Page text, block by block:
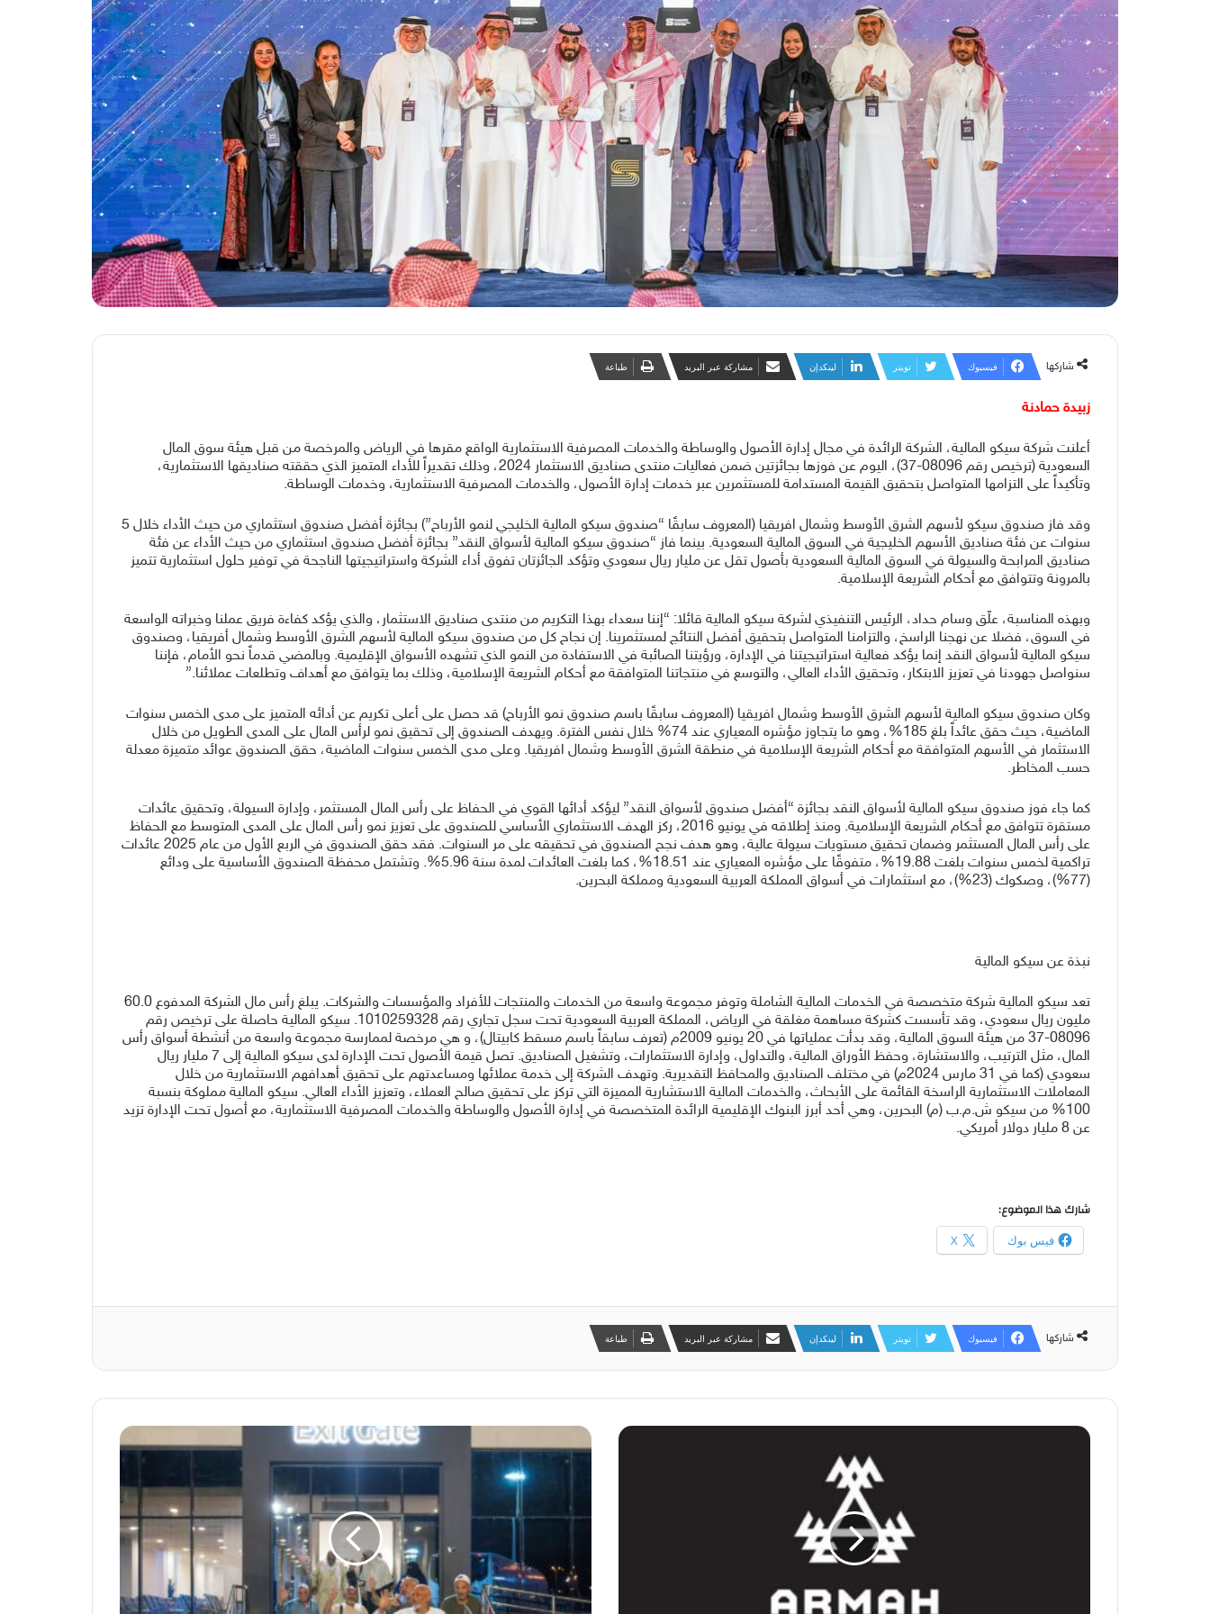
شاركها فيسبوك تويتر لينكدإن مشاركة عبر البريد طباعة
زبيدة حمادنة
أعلنت شركة سيكو المالية، الشركة الرائدة في مجال إدارة الأصول والوساطة والخدمات المصرفية الاستثمارية الواقع مقرها في الرياض والمرخصة من قبل هيئة سوق المال
السعودية (ترخيص رقم 08096-37)، اليوم عن فوزها بجائزتين ضمن فعاليات منتدى صناديق الاستثمار 2024، وذلك تقديراً للأداء المتميز الذي حققته صناديقها الاستثمارية،
وتأكيداً على التزامها المتواصل بتحقيق القيمة المستدامة للمستثمرين عبر خدمات إدارة الأصول، والخدمات المصرفية الاستثمارية، وخدمات الوساطة.
وقد فاز صندوق سيكو لأسهم الشرق الأوسط وشمال افريقيا (المعروف سابقًا “صندوق سيكو المالية الخليجي لنمو الأرباح”) بجائزة أفضل صندوق استثماري من حيث الأداء خلال 5
سنوات عن فئة صناديق الأسهم الخليجية في السوق المالية السعودية. بينما فاز “صندوق سيكو المالية لأسواق النقد” بجائزة أفضل صندوق استثماري من حيث الأداء عن فئة
صناديق المرابحة والسيولة في السوق المالية السعودية بأصول تقل عن مليار ريال سعودي وتؤكد الجائزتان تفوق أداء الشركة واستراتيجيتها الناجحة في توفير حلول استثمارية تتميز
بالمرونة وتتوافق مع أحكام الشريعة الإسلامية.
وبهذه المناسبة، علّق وسام حداد، الرئيس التنفيذي لشركة سيكو المالية قائلا: “إننا سعداء بهذا التكريم من منتدى صناديق الاستثمار، والذي يؤكد كفاءة فريق عملنا وخبراته الواسعة
في السوق، فضلا عن نهجنا الراسخ، والتزامنا المتواصل بتحقيق أفضل النتائج لمستثمرينا. إن نجاح كل من صندوق سيكو المالية لأسهم الشرق الأوسط وشمال أفريقيا، وصندوق
سيكو المالية لأسواق النقد إنما يؤكد فعالية استراتيجيتنا في الإدارة، ورؤيتنا الصائبة في الاستفادة من النمو الذي تشهده الأسواق الإقليمية. وبالمضي قدماً نحو الأمام، فإننا
سنواصل جهودنا في تعزيز الابتكار، وتحقيق الأداء العالي، والتوسع في منتجاتنا المتوافقة مع أحكام الشريعة الإسلامية، وذلك بما يتوافق مع أهداف وتطلعات عملائنا.”
وكان صندوق سيكو المالية لأسهم الشرق الأوسط وشمال افريقيا (المعروف سابقًا باسم صندوق نمو الأرباح) قد حصل على أعلى تكريم عن أدائه المتميز على مدى الخمس سنوات
الماضية، حيث حقق عائداً بلغ 185%، وهو ما يتجاوز مؤشره المعياري عند 74% خلال نفس الفترة. ويهدف الصندوق إلى تحقيق نمو لرأس المال على المدى الطويل من خلال
الاستثمار في الأسهم المتوافقة مع أحكام الشريعة الإسلامية في منطقة الشرق الأوسط وشمال افريقيا. وعلى مدى الخمس سنوات الماضية، حقق الصندوق عوائد متميزة معدلة
حسب المخاطر.
كما جاء فوز صندوق سيكو المالية لأسواق النقد بجائزة “أفضل صندوق لأسواق النقد” ليؤكد أدائها القوي في الحفاظ على رأس المال المستثمر، وإدارة السيولة، وتحقيق عائدات
مستقرة تتوافق مع أحكام الشريعة الإسلامية. ومنذ إطلاقه في يونيو 2016، ركز الهدف الاستثماري الأساسي للصندوق على تعزيز نمو رأس المال على المدى المتوسط مع الحفاظ
على رأس المال المستثمر وضمان تحقيق مستويات سيولة عالية، وهو هدف نجح الصندوق في تحقيقه على مر السنوات. فقد حقق الصندوق في الربع الأول من عام 2025 عائدات
تراكمية لخمس سنوات بلغت 19.88%، متفوقًا على مؤشره المعياري عند 18.51%، كما بلغت العائدات لمدة سنة 5.96%. وتشتمل محفظة الصندوق الأساسية على ودائع
(77%)، وصكوك (23%)، مع استثمارات في أسواق المملكة العربية السعودية ومملكة البحرين.
نبذة عن سيكو المالية
تعد سيكو المالية شركة متخصصة في الخدمات المالية الشاملة وتوفر مجموعة واسعة من الخدمات والمنتجات للأفراد والمؤسسات والشركات. يبلغ رأس مال الشركة المدفوع 60.0
مليون ريال سعودي، وقد تأسست كشركة مساهمة مغلقة في الرياض، المملكة العربية السعودية تحت سجل تجاري رقم 1010259328. سيكو المالية حاصلة على ترخيص رقم
08096-37 من هيئة السوق المالية، وقد بدأت عملياتها في 20 يونيو 2009م (تعرف سابقاً باسم مسقط كابيتال)، و هي مرخصة لممارسة مجموعة واسعة من أنشطة أسواق رأس
المال، مثل الترتيب، والاستشارة، وحفظ الأوراق المالية، والتداول، وإدارة الاستثمارات، وتشغيل الصناديق. تصل قيمة الأصول تحت الإدارة لدى سيكو المالية إلى 7 مليار ريال
سعودي (كما في 31 مارس 2024م) في مختلف الصناديق والمحافظ التقديرية. وتهدف الشركة إلى خدمة عملائها ومساعدتهم على تحقيق أهدافهم الاستثمارية من خلال
المعاملات الاستثمارية الراسخة القائمة على الأبحاث، والخدمات المالية الاستشارية المميزة التي تركز على تحقيق صالح العملاء، وتعزيز الأداء العالي. سيكو المالية مملوكة بنسبة
100% من سيكو ش.م.ب (م) البحرين، وهي أحد أبرز البنوك الإقليمية الرائدة المتخصصة في إدارة الأصول والوساطة والخدمات المصرفية الاستثمارية، مع أصول تحت الإدارة تزيد
عن 8 مليار دولار أمريكي.
شارك هذا الموضوع:
فيس بوك X
شاركها فيسبوك تويتر لينكدإن مشاركة عبر البريد طباعة